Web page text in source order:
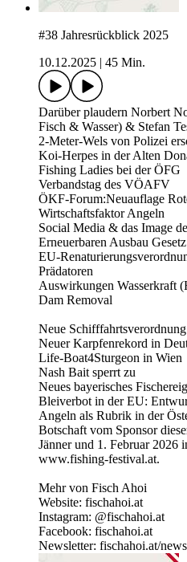
#38 Jahresrückblick 2025
10.12.2025
45 Min.
Darüber plaudern Norbert
Fisch & Wasser) & Stefan
2-Meter-Wels von Polizei
Koi-Herpes in der Alten
Fishing Ladies bei der ÖFG
Verbandstag des VÖAFV
ÖKF-Forum:Neuauflage
Wirtschaftsfaktor Angeln
Social Media & das Image
Erneuerbaren Ausbau Gesetz
EU-
Prädatoren
Auswirkungen Wasserkraft
Dam Removal
Neue
Neuer Karpfenrekord in
Life-Boat4Sturgeon in Wien
Nash Bait sperrt zu
Neues bayerisches
Bleiverbot in der EU:
Angeln als Rubrik in der
Botschaft vom Sponsor
Jänner und 1. Februar 2026
www.fishing-festival.at.
Mehr von Fisch Ahoi
Website: fischahoi.at
Instagram: @fischahoi.at
Facebook: fischahoi.at
Newsletter: fischahoi.at/